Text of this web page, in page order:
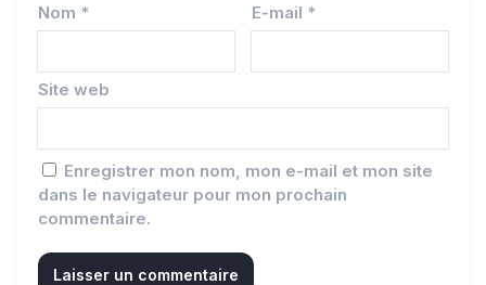
Nom * E-mail *
Site web
Enregistrer mon nom, mon e-mail et mon site
dans le navigateur pour mon prochain
commentaire.